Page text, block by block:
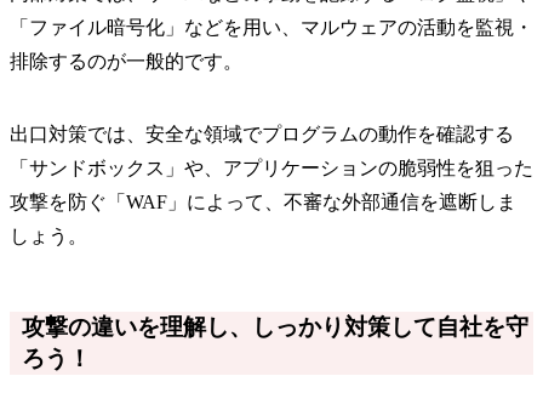
「ファイル暗号化」などを用い、マルウェアの活動を監視・
排除するのが一般的です。
出口対策では、安全な領域でプログラムの動作を確認する
「サンドボックス」や、アプリケーションの脆弱性を狙った
攻撃を防ぐ「WAF」によって、不審な外部通信を遮断しま
しょう。
攻撃の違いを理解し、しっかり対策して自社を守
ろう！